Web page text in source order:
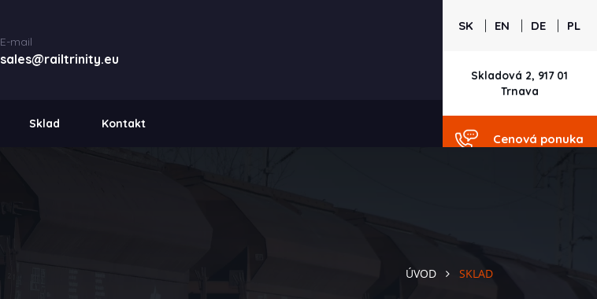
E-mail
sales@railtrinity.eu
Sklad Kontakt
SK EN DE PL
Skladová 2, 917 01
Trnava
Cenová ponuka
ÚVOD SKLAD